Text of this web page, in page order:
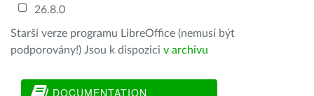
26.8.0
Starší verze programu LibreOffice (nemusí být
podporovány!) Jsou k dispozici v archivu
DOCUMENTATION